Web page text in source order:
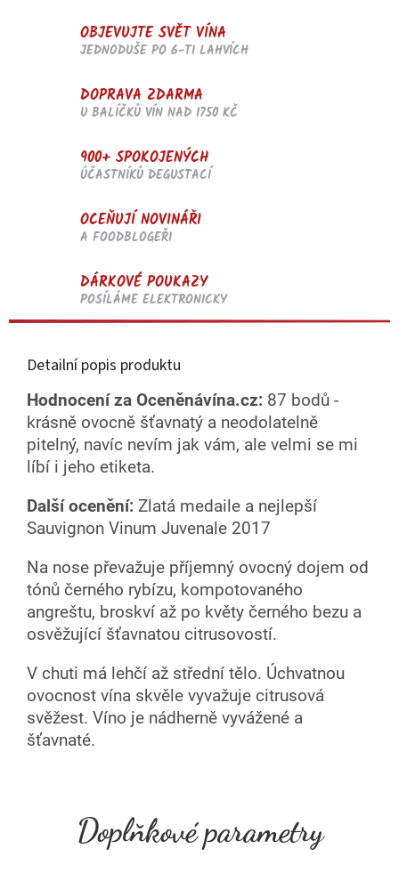
OBJEVUJTE SVĚT VÍNA
JEDNODUŠE PO 6-TI LAHVÍCH
DOPRAVA ZDARMA
U BALÍČKŮ VÍN NAD 1750 KČ
900+ SPOKOJENÝCH
ÚČASTNÍKŮ DEGUSTACÍ
OCEŇUJÍ NOVINÁŘI
A FOODBLOGEŘI
DÁRKOVÉ POUKAZY
POSÍLÁME ELEKTRONICKY
Detailní popis produktu
Hodnocení za Oceněnávína.cz: 87 bodů -
krásně ovocně šťavnatý a neodolatelně
pitelný, navíc nevím jak vám, ale velmi se mi
líbí i jeho etiketa.
Další ocenění: Zlatá medaile a nejlepší
Sauvignon Vinum Juvenale 2017
Na nose převažuje příjemný ovocný dojem od
tónů černého rybízu, kompotovaného
angreštu, broskví až po květy černého bezu a
osvěžující šťavnatou citrusovostí.
V chuti má lehčí až střední tělo. Úchvatnou
ovocnost vína skvěle vyvažuje citrusová
svěžest. Víno je nádherně vyvážené a
šťavnaté.
Doplňkové parametry